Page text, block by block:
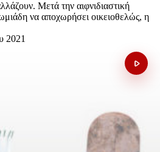
Μετά την αιφνιδιαστική
να αποχωρήσει οικειοθελώς, η
2021